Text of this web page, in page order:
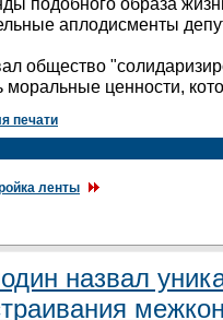
подобного образа
аплодисменты
общество
моральные ценности,
печати
ленты
назвал